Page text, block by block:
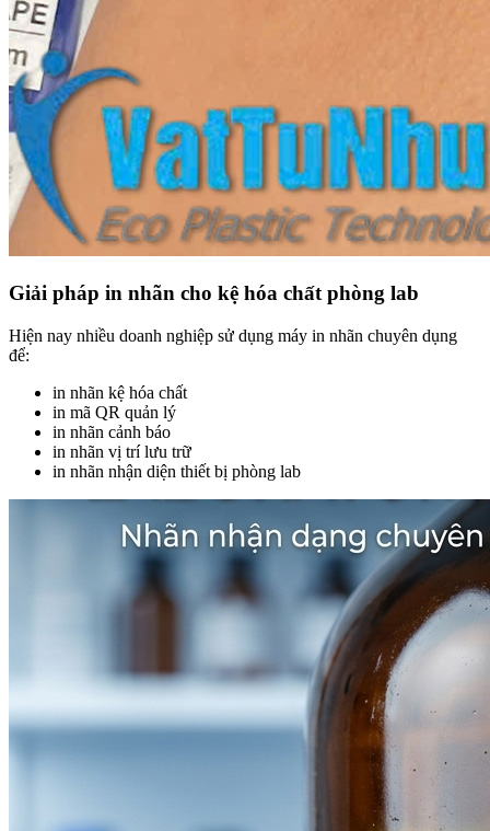
Giải pháp in nhãn cho kệ hóa chất phòng lab
Hiện nay nhiều doanh nghiệp sử dụng máy in nhãn chuyên dụng
để:
in nhãn kệ hóa chất
in mã QR quản lý
in nhãn cảnh báo
in nhãn vị trí lưu trữ
in nhãn nhận diện thiết bị phòng lab